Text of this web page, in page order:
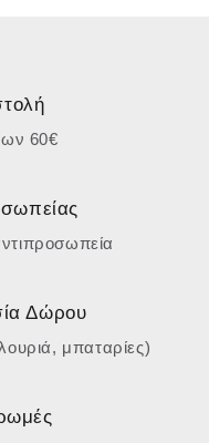
60€
Δώρου
μπαταρίες)